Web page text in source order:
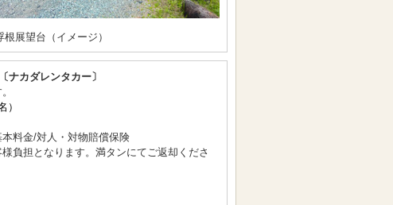
根展望台（イメージ）
〔ナカダレンタカー〕
）
料金/対人・対物賠償保険
負担となります。満タンにてご返却くださ